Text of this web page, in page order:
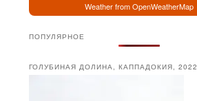
Weather from OpenWeatherMap
ПОПУЛЯРНОЕ
ГОЛУБИНАЯ ДОЛИНА, КАППАДОКИЯ, 2022